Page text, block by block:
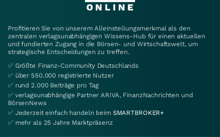
Profitieren Sie von unserem Alleinstellungsmerkmal als den
zentralen verlagsunabhängigen Wissens-Hub für einen aktuellen
und fundierten Zugang in die Börsen- und Wirtschaftswelt, um
strategische Entscheidungen zu treffen.
✅ Größte Finanz-Community Deutschlands
✅ über 550.000 registrierte Nutzer
✅ rund 2.000 Beiträge pro Tag
✅ verlagsunabhängige Partner ARIVA, FinanzNachrichten und
BörsenNews
✅ Jederzeit einfach handeln beim SMARTBROKER+
✅ mehr als 25 Jahre Marktpräsenz